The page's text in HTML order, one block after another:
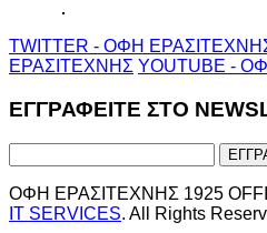
TWITTER - ΟΦΗ
ΕΡΑΣΙΤΕΧΝΗΣ YOUTUBE -
ΕΓΓΡΑΦΕΙΤΕ ΣΤΟ
ΟΦΗ ΕΡΑΣΙΤΕΧΝΗΣ 1925
IT SERVICES. All Rights